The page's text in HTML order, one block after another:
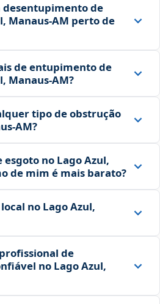
desentupimento de
Manaus‑AM perto de
de entupimento de
Manaus‑AM?
tipo de obstrução
no Lago Azul,
de mim é mais barato?
no Lago Azul,
de
no Lago Azul,